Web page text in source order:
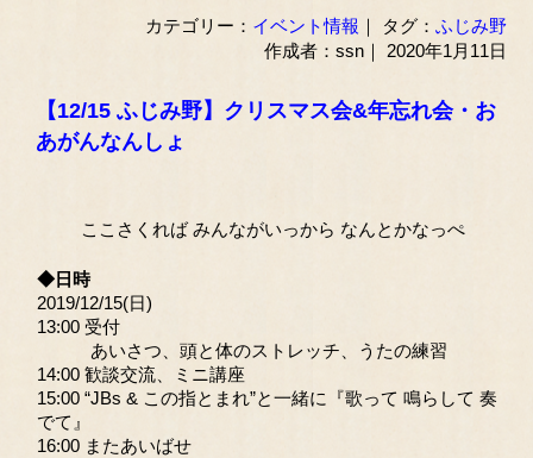
カテゴリー： イベント情報 ｜ タグ：ふじみ野
作成者：ssn｜ 2020年1月11日
【12/15 ふじみ野】クリスマス会&年忘れ会・お
あがんなんしょ
ここさくれば みんながいっから なんとかなっぺ
◆日時
2019/12/15(日)
13:00 受付
あいさつ、頭と体のストレッチ、うたの練習
14:00 歓談交流、ミニ講座
15:00 “JBs & この指とまれ”と一緒に『歌って 鳴らして 奏
でて』
16:00 またあいばせ